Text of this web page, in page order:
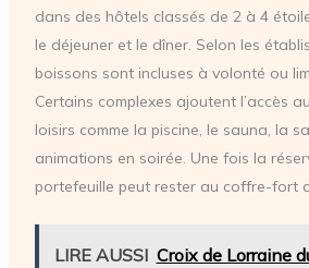
dans des hôtels classés de 2 à 4
le déjeuner et le dîner. Selon les
boissons sont incluses à volonté ou
Certains complexes ajoutent l’accès
loisirs comme la piscine, le sauna, la
animations en soirée. Une fois la
portefeuille peut rester au coffre-fort
LIRE AUSSI Croix de Lorraine